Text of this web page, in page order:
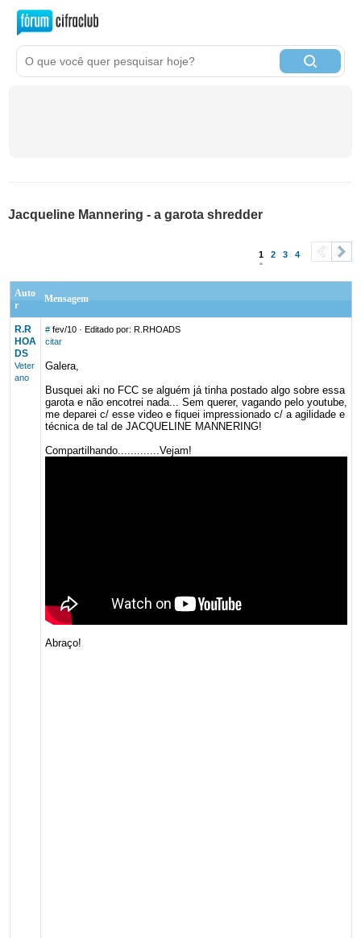
Jacqueline Mannering - a garota shredder
1 2 3 4
>
Auto
r
Mensagem
R.R
HOA
DS
Veter
ano
# fev/10· Editado por: R.RHOADS
citar
Galera,
Busquei aki no FCC se alguém já tinha postado algo sobre essa
garota e não encotrei nada... Sem querer, vagando pelo youtube,
me deparei c/ esse video e fiquei impressionado c/ a agilidade e
técnica de tal de JACQUELINE MANNERING!
Compartilhando.............Vejam!
Abraço!